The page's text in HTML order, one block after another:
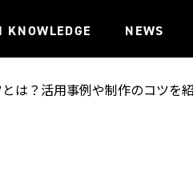
KNOWLEDGE NEWS
は？活用事例や制作のコツを